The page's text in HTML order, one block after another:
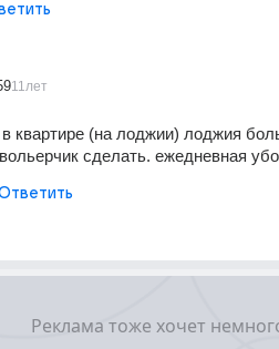
11лет
квартире (на лоджии) лоджия
сделать. ежедневная